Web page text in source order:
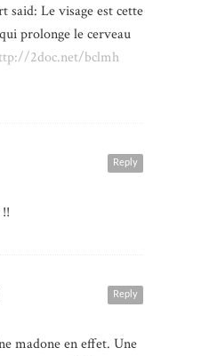
said: Le visage est cette
prolonge le cerveau
2doc.net/bclmh
Reply
Reply
madone en effet. Une